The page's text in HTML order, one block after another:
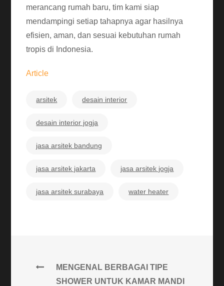
merancang rumah baru, tim kami siap
mendampingi setiap tahapnya agar hasilnya
efisien, aman, dan sesuai kebutuhan rumah
tropis di Indonesia.
Article
arsitek desain interior
desain interior jogja
jasa arsitek bandung
jasa arsitek jakarta jasa arsitek jogja
jasa arsitek surabaya water heater
Post
MENGENAL BERBAGAI TIPE
SHOWER UNTUK KAMAR MANDI